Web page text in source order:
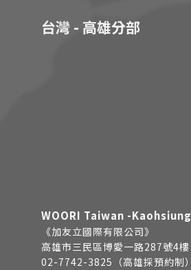
台灣 - 高雄分部
WOORI Taiwan -Kaohsiung
《加友立國際有限公司》
高雄市三民區博愛一路287號4樓
02-7742-3825（高雄採預約制）